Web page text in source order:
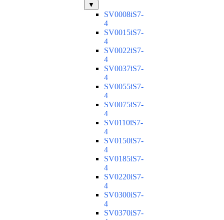
▼
SV0008iS7-
4
SV0015iS7-
4
SV0022iS7-
4
SV0037iS7-
4
SV0055iS7-
4
SV0075iS7-
4
SV0110iS7-
4
SV0150iS7-
4
SV0185iS7-
4
SV0220iS7-
4
SV0300iS7-
4
SV0370iS7-